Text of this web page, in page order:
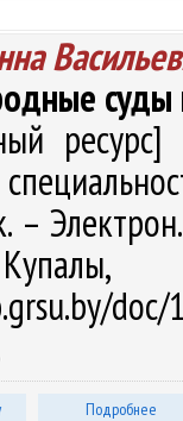
суды
–
Подробнее